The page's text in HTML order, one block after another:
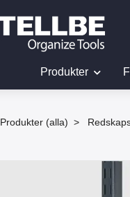
Produkter
Produkter (alla)